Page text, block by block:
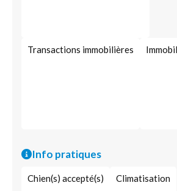
Transactions immobilières
Info pratiques
Chien(s) accepté(s) Climatisation